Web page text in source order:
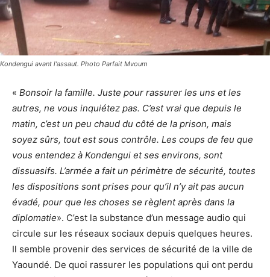
Kondengui avant l'assaut. Photo Parfait Mvoum
« Bonsoir la famille. Juste pour rassurer les uns et les
autres, ne vous inquiétez pas. C’est vrai que depuis le
matin, c’est un peu chaud du côté de la prison, mais
soyez sûrs, tout est sous contrôle. Les coups de feu que
vous entendez à Kondengui et ses environs, sont
dissuasifs. L’armée a fait un périmètre de sécurité, toutes
les dispositions sont prises pour qu’il n’y ait pas aucun
évadé, pour que les choses se règlent après dans la
diplomatie». C’est la substance d’un message audio qui
circule sur les réseaux sociaux depuis quelques heures.
Il semble provenir des services de sécurité de la ville de
Yaoundé. De quoi rassurer les populations qui ont perdu